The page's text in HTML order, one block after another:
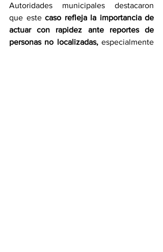
Autoridades municipales destacaron
que este caso refleja la importancia de
actuar con rapidez ante reportes de
personas no localizadas, especialmente